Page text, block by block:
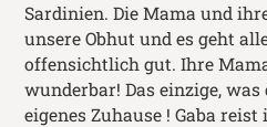
Sardinien. Die Mama und
unsere Obhut und es geht
offensichtlich gut. Ihre
wunderbar! Das einzige,
eigenes Zuhause ! Gaba